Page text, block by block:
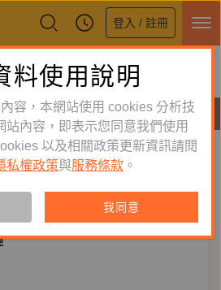
登入 / 註冊
APP上線
即刻下載
新到舊 舊到新
有聲書
料使用說明
容，本網站使用 cookies 分析技
站內容，即表示您同意我們使用
以及相關政策更新資訊請閱
私權政策與服務條款 。
我同意